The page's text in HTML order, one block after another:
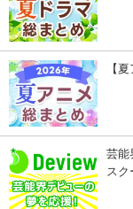
【
芸能
スク